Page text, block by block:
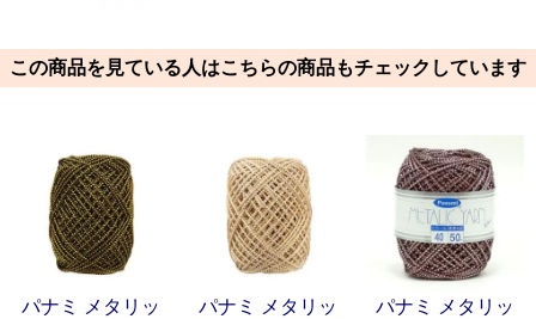
この商品を見ている人はこちらの商品もチェックしています
パナミ メタリッ
パナミ メタリッ
パナミ メタリッ